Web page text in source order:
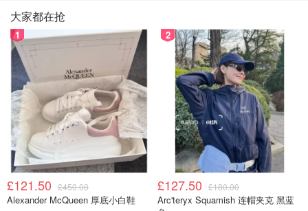
并在店内或线上消费后，便可享受优惠。此外，拥有Sparks
card的小伙伴还会时不时收到玛莎的免费礼物！比如免费领
取面包，优惠券等等。当然了，还有大家期待的随机免单福
利！
更棒的是，还有不定时的会员活动，比如会员送M&S亚麻
购物袋，这款袋子一度风靡社交网络。
英国玛莎百货好物推荐 - M&S家居百
货/酒水饮品/速食生鲜/蛋糕烘焙必买清
单
大家都在抢
1
£121.50 £450.00
Alexander McQueen 厚底小白鞋
2
£127.50 £180.00
Arc'teryx Squamish 连帽夹克 黑蓝